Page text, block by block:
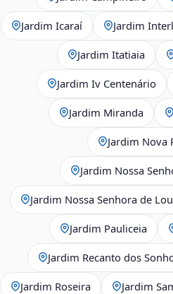
Jardim Icaraí Jardim
Jardim Itatiaia
Jardim Iv Centenário
Jardim Miranda
Jardim Nova
Jardim Nossa
Jardim Nossa Senhora de
Jardim Pauliceia
Jardim Recanto dos
Jardim Roseira Jardim